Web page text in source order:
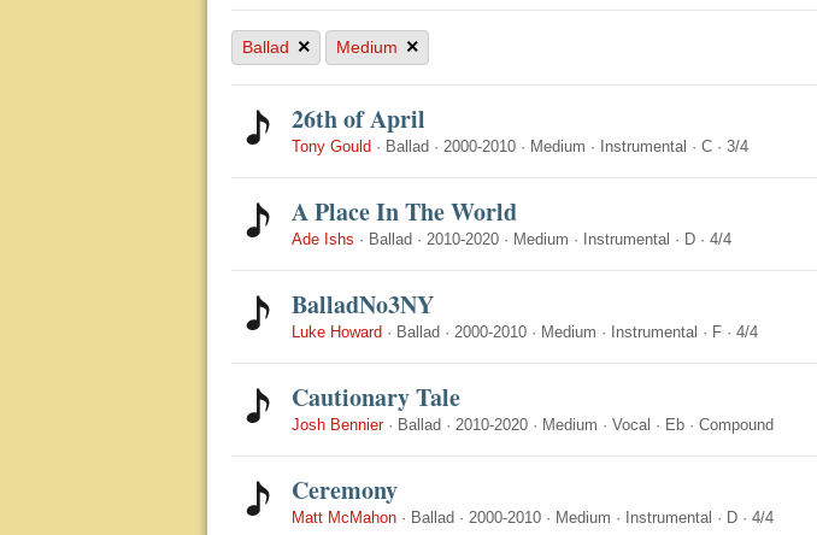
Ballad × Medium ×
26th of April
Tony Gould · Ballad · 2000-2010 · Medium · Instrumental · C · 3/4
A Place In The World
Ade Ishs · Ballad · 2010-2020 · Medium · Instrumental · D · 4/4
BalladNo3NY
Luke Howard · Ballad · 2000-2010 · Medium · Instrumental · F · 4/4
Cautionary Tale
Josh Bennier· Ballad · 2010-2020 · Medium · Vocal · Eb · Compound
Ceremony
Matt McMahon · Ballad · 2000-2010 · Medium · Instrumental · D · 4/4